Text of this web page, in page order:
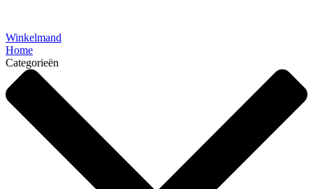
Winkelmand
Home
Categorieën